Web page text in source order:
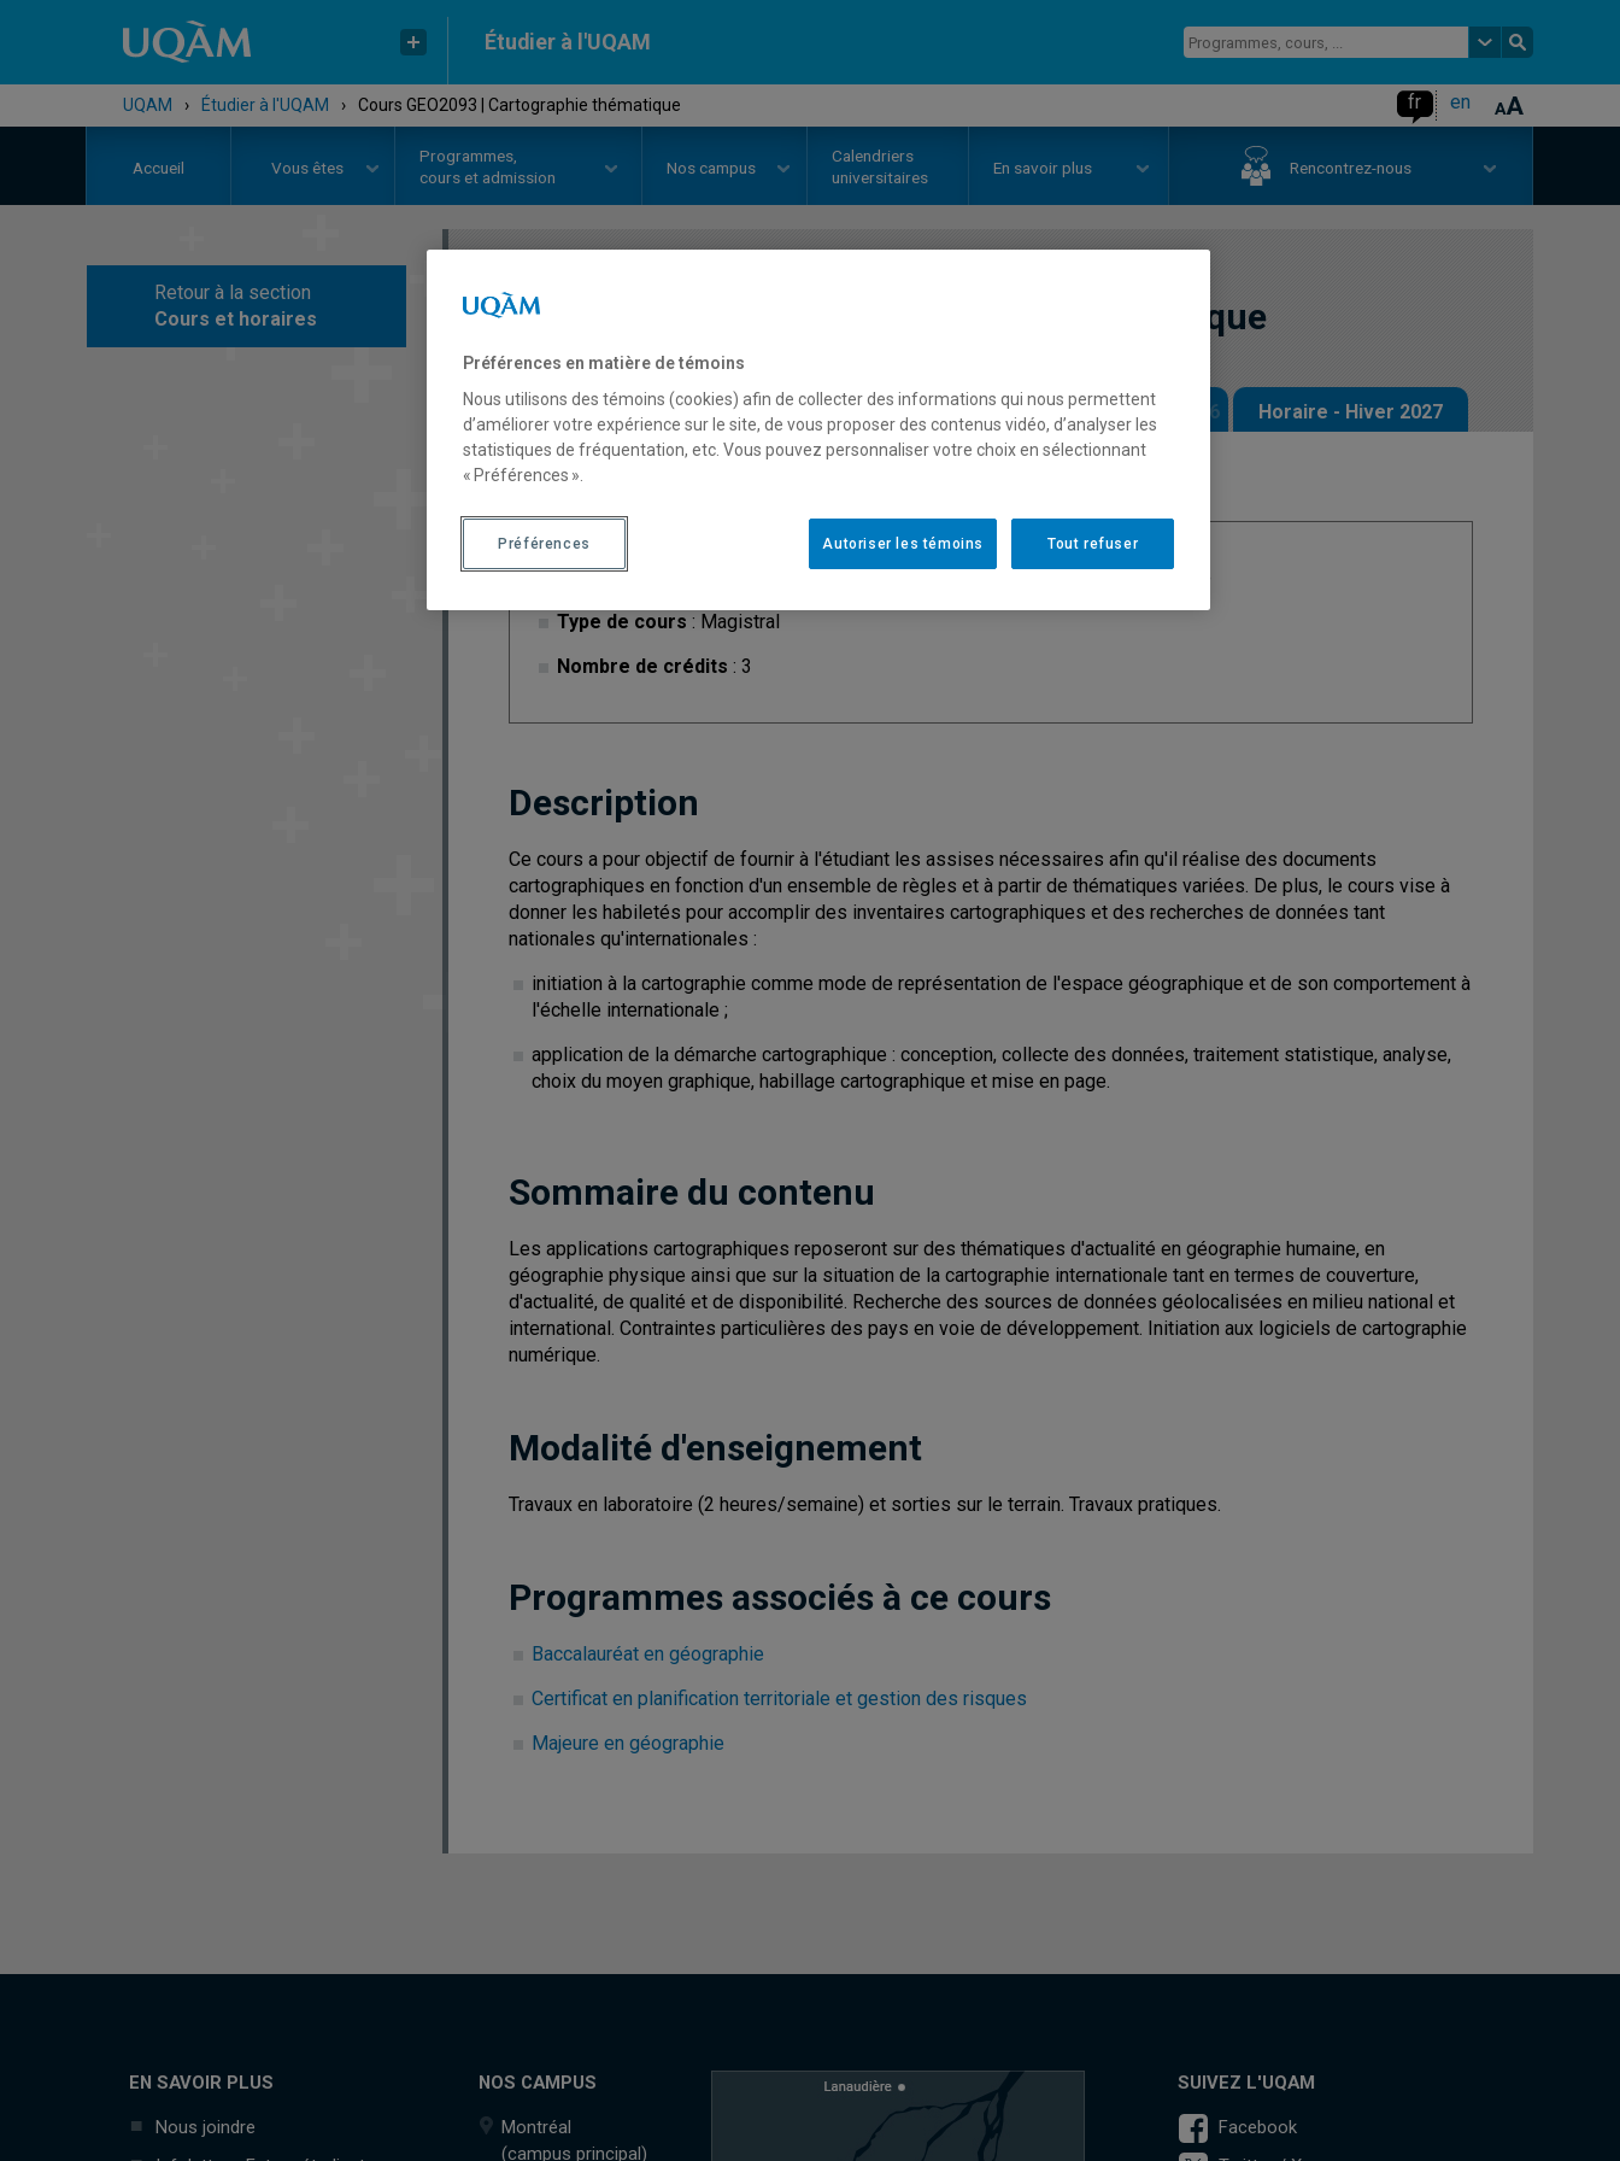
Étudier à l'UQAM
UQAM › Étudier à l'UQAM › Cours GEO2093 | Cartographie thématique fr en
Accueil Vous êtes
Programmes,
cours et admission
Nos campus
Calendriers
universitaires
En savoir plus Rencontrez-nous
Retour à la section
Cours et horaires
COURS Cartographie thématique
Description Horaire - Été 2026 Horaire - Automne 2026 Horaire - Hiver 2027
Cycle: 1
Type de cours : Magistral
Nombre de crédits : 3
Discipline: Géographie
Description
Ce cours a pour objectif de fournir à l'étudiant les assises nécessaires afin qu'il réalise des documents
cartographiques en fonction d'un ensemble de règles et à partir de thématiques variées. De plus, le cours vise à
donner les habiletés pour accomplir des inventaires cartographiques et des recherches de données tant
nationales qu'internationales :
initiation à la cartographie comme mode de représentation de l'espace géographique et de son comportement à
l'échelle internationale ;
application de la démarche cartographique : conception, collecte des données, traitement statistique, analyse,
choix du moyen graphique, habillage cartographique et mise en page.
Sommaire du contenu
Les applications cartographiques reposeront sur des thématiques d'actualité en géographie humaine, en
géographie physique ainsi que sur la situation de la cartographie internationale tant en termes de couverture,
d'actualité, de qualité et de disponibilité. Recherche des sources de données géolocalisées en milieu national et
international. Contraintes particulières des pays en voie de développement. Initiation aux logiciels de cartographie
numérique.
Modalité d'enseignement
Travaux en laboratoire (2 heures/semaine) et sorties sur le terrain. Travaux pratiques.
Programmes associés à ce cours
Baccalauréat en géographie
Certificat en planification territoriale et gestion des risques
Majeure en géographie
EN SAVOIR PLUS
Nous joindre
NOS CAMPUS
Montréal
(campus principal)
SUIVEZ L'UQAM
Facebook
Préférences en matière de témoins
Nous utilisons des témoins (cookies) afin de collecter des informations qui nous permettent
d’améliorer votre expérience sur le site, de vous proposer des contenus vidéo, d’analyser les
statistiques de fréquentation, etc. Vous pouvez personnaliser votre choix en sélectionnant
« Préférences ».
Tout refuser
Autoriser les témoins
Préférences